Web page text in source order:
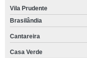
Vila Prudente
Brasilândia
Cantareira
Casa Verde